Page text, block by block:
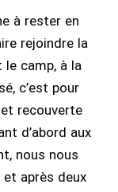
à rester en
rejoindre la
le camp, à la
c’est pour
recouverte
d’abord aux
nous nous
après deux